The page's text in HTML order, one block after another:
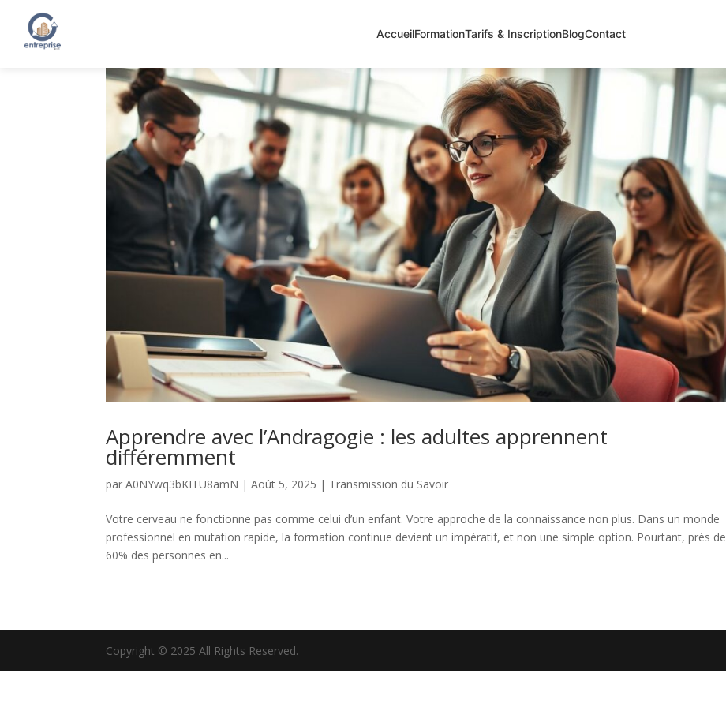
AccueilFormationTarifs & InscriptionBlogContact
Apprendre avec l’Andragogie : les adultes apprennent
différemment
parA0NYwq3bKITU8amN |Août 5, 2025 | Transmission du Savoir
Votre cerveau ne fonctionne pas comme celui d’un enfant. Votre approche de la connaissance non plus. Dans un monde
professionnel en mutation rapide, la formation continue devient un impératif, et non une simple option. Pourtant, près de
60% des personnes en...
Copyright © 2025 All Rights Reserved.